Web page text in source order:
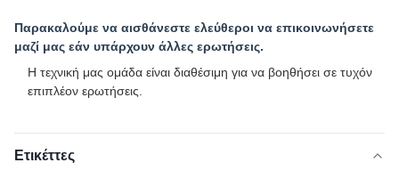
Παρακαλούμε να αισθάνεστε ελεύθεροι να επικοινωνήσετε
μαζί μας εάν υπάρχουν άλλες ερωτήσεις.
Η τεχνική μας ομάδα είναι διαθέσιμη για να βοηθήσει σε τυχόν
επιπλέον ερωτήσεις.
Ετικέττες